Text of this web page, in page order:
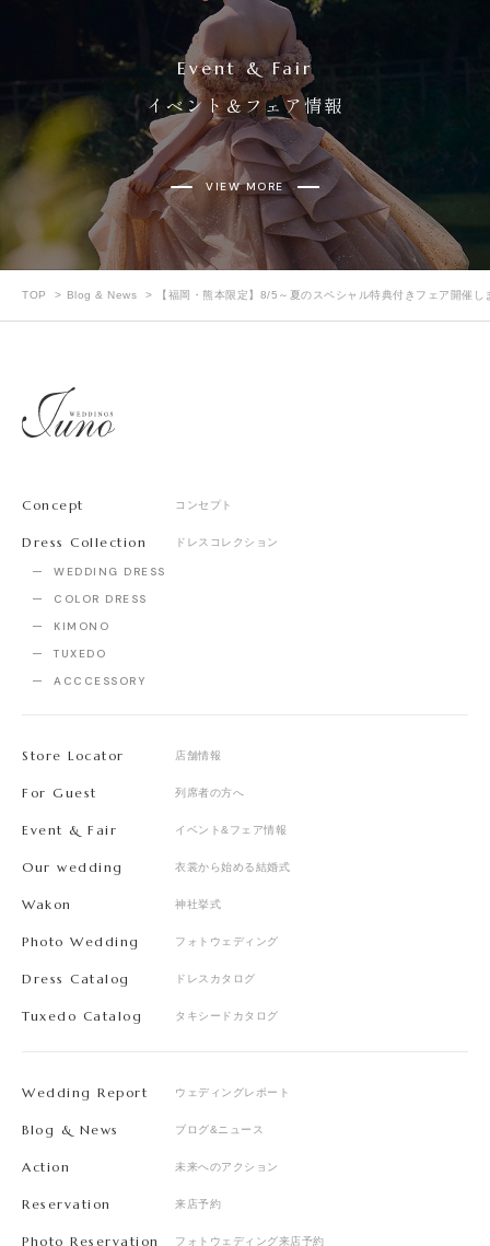
Event & Fair
イベント＆フェア情報
VIEW MORE
TOP Blog & News 【福岡・熊本限定】8/5～夏のスペシャル特典付きフェア開催し
Concept コンセプト
Dress Collection ドレスコレクション
WEDDING DRESS
COLOR DRESS
KIMONO
TUXEDO
ACCCESSORY
Store Locator 店舗情報
For Guest 列席者の方へ
Event & Fair イベント&フェア情報
Our wedding 衣裳から始める結婚式
Wakon 神社挙式
Photo Wedding フォトウェディング
Dress Catalog ドレスカタログ
Tuxedo Catalog タキシードカタログ
Wedding Report ウェディングレポート
Blog & News ブログ&ニュース
Action 未来へのアクション
Reservation 来店予約
Photo Reservation フォトウェディング来店予約